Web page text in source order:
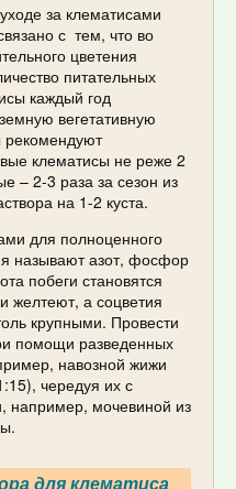
за клематисами
с тем, что во
цветения
питательных
каждый год
вегетативную
рекомендуют
клематисы не реже 2
– 2-3 раза за сезон из
на 1-2 куста.
для полноценного
называют азот, фосфор
побеги становятся
желтеют, а соцветия
крупными. Провести
помощи разведенных
навозной жижи
чередуя их с
например, мочевиной из
для клематиса